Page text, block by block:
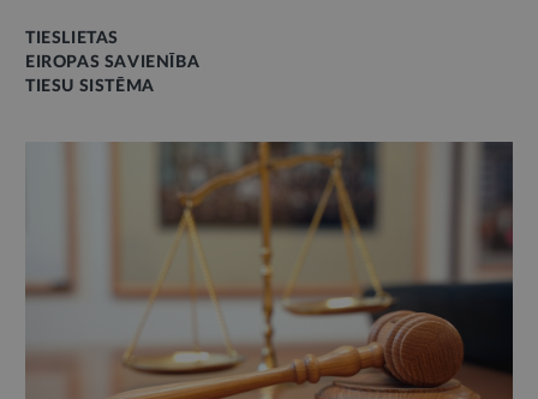
TIESLIETAS
EIROPAS SAVIENĪBA
TIESU SISTĒMA